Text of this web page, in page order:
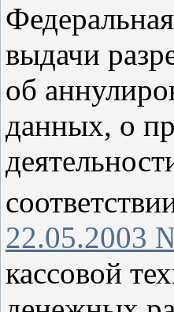
выдачи
об
данных, о
22.05.2003
кассовой